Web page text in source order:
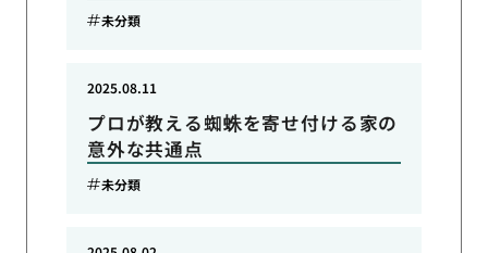
未分類
プロが教える蜘蛛を寄せ付ける家の
意外な共通点
2025.08.11
未分類